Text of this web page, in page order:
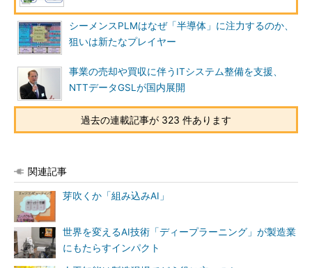
シーメンスPLMはなぜ「半導体」に注力するのか、
狙いは新たなプレイヤー
事業の売却や買収に伴うITシステム整備を支援、
NTTデータGSLが国内展開
過去の連載記事が 323 件あります
関連記事
芽吹くか「組み込みAI」
世界を変えるAI技術「ディープラーニング」が製造業
にもたらすインパクト